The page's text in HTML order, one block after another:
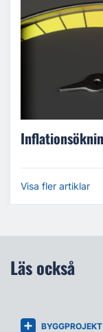
Visa fler artiklar
Läs också
BYGGPROJEKT